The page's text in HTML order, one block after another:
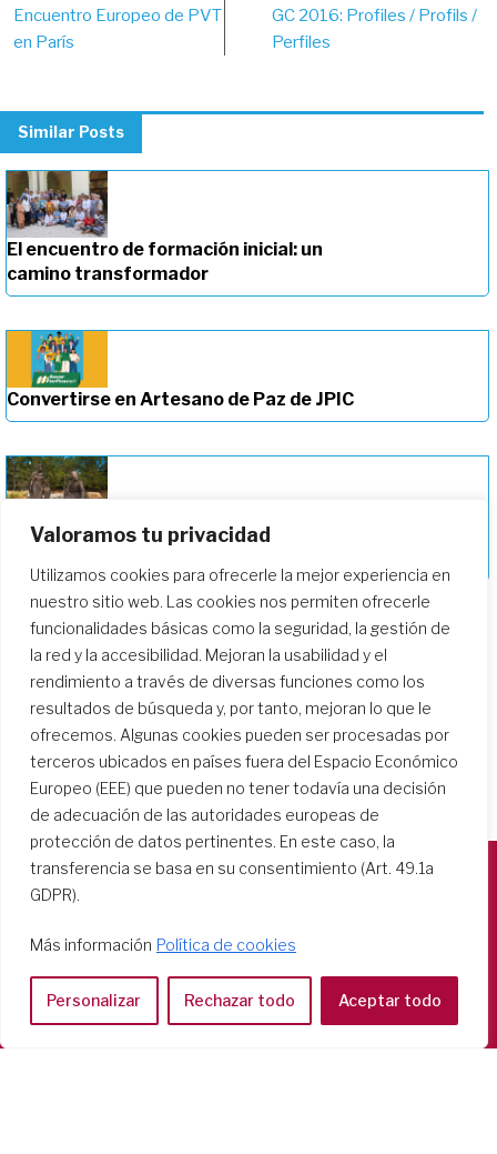
Valoramos tu privacidad
Utilizamos cookies para ofrecerle la mejor experiencia en
nuestro sitio web. Las cookies nos permiten ofrecerle
funcionalidades básicas como la seguridad, la gestión de
la red y la accesibilidad. Mejoran la usabilidad y el
rendimiento a través de diversas funciones como los
resultados de búsqueda y, por tanto, mejoran lo que le
ofrecemos. Algunas cookies pueden ser procesadas por
terceros ubicados en países fuera del Espacio Económico
Europeo (EEE) que pueden no tener todavía una decisión
de adecuación de las autoridades europeas de
protección de datos pertinentes. En este caso, la
transferencia se basa en su consentimiento (Art. 49.1a
GDPR).
Más información Política de cookies
Personalizar Rechazar todo Aceptar todo
navigation
Encuentro Europeo de PVT
en París
GC 2016: Profiles / Profils /
Perfiles
Similar Posts
El encuentro de formación inicial: un
camino transformador
Convertirse en Artesano de Paz de JPIC
Profundizando en nuestro camino de
Casa Generalizia
Tel: 06 58 23 03 32 or 06 58 20 31 17